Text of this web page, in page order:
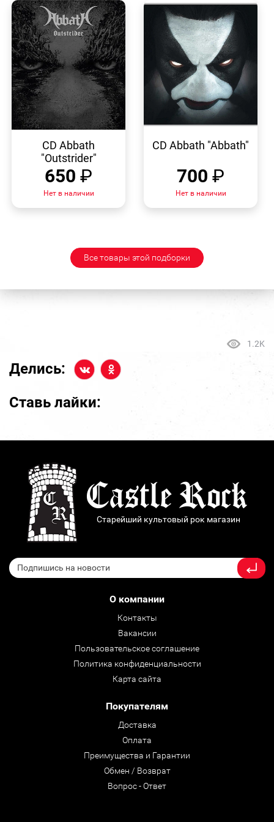
ПРОСМОТР
CD Abbath
"Outstrider"
650 ₽
Нет в наличии
ПРОСМОТР
CD Abbath "Abbath"
700 ₽
Нет в наличии
Все товары этой подборки
1.2K
Делись:
Ставь лайки:
Старейший культовый рок магазин
О компании
Контакты
Вакансии
Пользовательское соглашение
Политика конфиденциальности
Карта сайта
Покупателям
Доставка
Оплата
Преимущества и Гарантии
Обмен / Возврат
Вопрос - Ответ